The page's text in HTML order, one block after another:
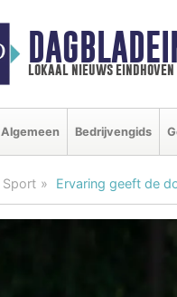
lokaal nieuws eindhoven
Algemeen Bedrijvengids
Sport Ervaring geeft de